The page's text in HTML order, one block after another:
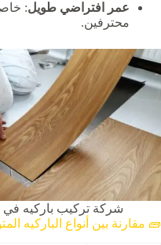
عمر افتراضي طويل:
محترفين.
شركة تركيب باركيه في
🧱 مقارنة بين أنواع الباركيه